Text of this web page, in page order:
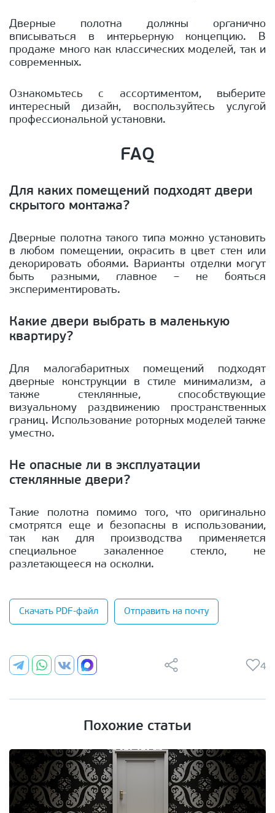
Дверные полотна должны органично
вписываться в интерьерную концепцию. В
продаже много как классических моделей, так и
современных.
Ознакомьтесь с ассортиментом, выберите
интересный дизайн, воспользуйтесь услугой
профессиональной установки.
FAQ
Для каких помещений подходят двери
скрытого монтажа?
Дверные полотна такого типа можно установить
в любом помещении, окрасить в цвет стен или
декорировать обоями. Варианты отделки могут
быть разными, главное – не бояться
экспериментировать.
Какие двери выбрать в маленькую
квартиру?
Для малогабаритных помещений подходят
дверные конструкции в стиле минимализм, а
также стеклянные, способствующие
визуальному раздвижению пространственных
границ. Использование роторных моделей также
уместно.
Не опасные ли в эксплуатации
стеклянные двери?
Такие полотна помимо того, что оригинально
смотрятся еще и безопасны в использовании,
так как для производства применяется
специальное закаленное стекло, не
разлетающееся на осколки.
Скачать PDF-файл Отправить на почту
4
Похожие статьи